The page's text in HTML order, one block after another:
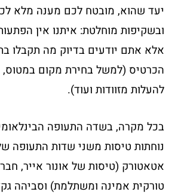
יעד שהוא, מובטח לכם מענה מלא
ובשקיפות מוחלטת: איתנו אין
אלא אתם יודעים בדיוק מה תקבלו
הכרטיס (למשל בחירת מקום
להעלות מזוודות ועוד).
בכל מקרה, בשדה התעופה
נוחתות טיסות משני שדות התעופה
אטאטורק (טיסות של אונור אייר,
טורקית אמינה ומשתלמת) וסביהה